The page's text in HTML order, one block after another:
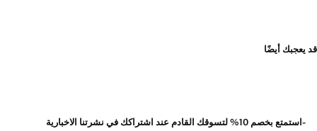
قد يعجبك أيضًا
-استمتع بخصم 10% لتسوقك القادم عند اشتراكك في نشرتنا الاخبارية